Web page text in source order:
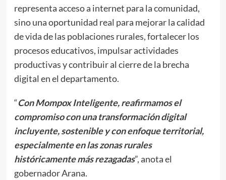
representa acceso a internet para la comunidad,
sino una oportunidad real para mejorar la calidad
de vida de las poblaciones rurales, fortalecer los
procesos educativos, impulsar actividades
productivas y contribuir al cierre de la brecha
digital en el departamento.
“Con Mompox Inteligente, reafirmamos el
compromiso con una transformación digital
incluyente, sostenible y con enfoque territorial,
especialmente en las zonas rurales
históricamente más rezagadas”, anota el
gobernador Arana.